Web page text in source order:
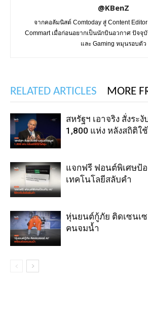
@KBenZ
จากคอลัมนิสต์ Comtoday สู่ Content
Commart เมื่อก่อนอยากเป็นนักบินอวกาศ ปัจจุ
และ Gaming หมุนรอบตัว
RELATED ARTICLES MORE
สหรัฐฯ เอาจริง สั่งระ
1,800 แห่ง หลังสถิติใ
แจกฟรี ฟอนต์พิเศษป้อ
เทคโนโลยีสลับคำ
หุ่นยนต์กู้ภัย ติดเซนเ
คนจมน้ำ